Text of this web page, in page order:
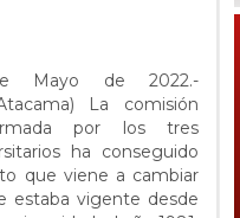
Mayo de 2022.-
La comisión
por los tres
ha conseguido
que viene a cambiar
estaba vigente desde